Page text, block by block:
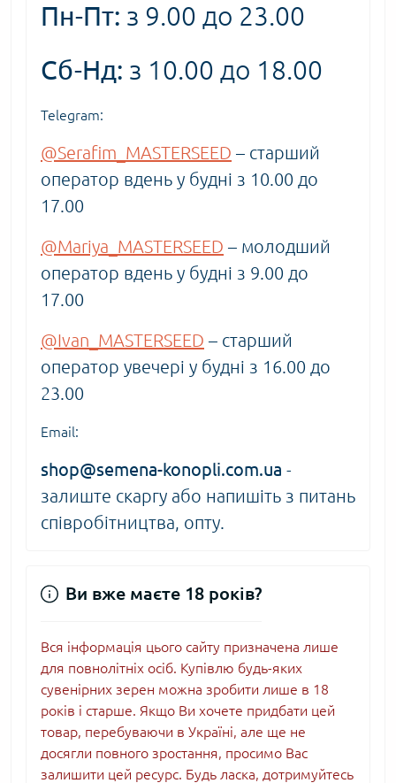
Пн-Пт: з 9.00 до 23.00
Сб-Нд: з 10.00 до 18.00
Telegram:
@Serafim_MASTERSEED – старший
оператор вдень у будні з 10.00 до
17.00
@Mariya_MASTERSEED – молодший
оператор вдень у будні з 9.00 до
17.00
@Ivan_MASTERSEED – старший
оператор увечері у будні з 16.00 до
23.00
Email:
shop@semena-konopli.com.ua -
залиште скаргу або напишіть з питань
співробітництва, опту.
Ви вже маєте 18 років?
Вся інформація цього сайту призначена лише
для повнолітніх осіб. Купівлю будь-яких
сувенірних зерен можна зробити лише в 18
років і старше. Якщо Ви хочете придбати цей
товар, перебуваючи в Україні, але ще не
досягли повного зростання, просимо Вас
залишити цей ресурс. Будь ласка, дотримуйтесь